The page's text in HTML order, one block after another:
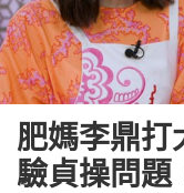
肥媽李鼎打
驗貞操問題